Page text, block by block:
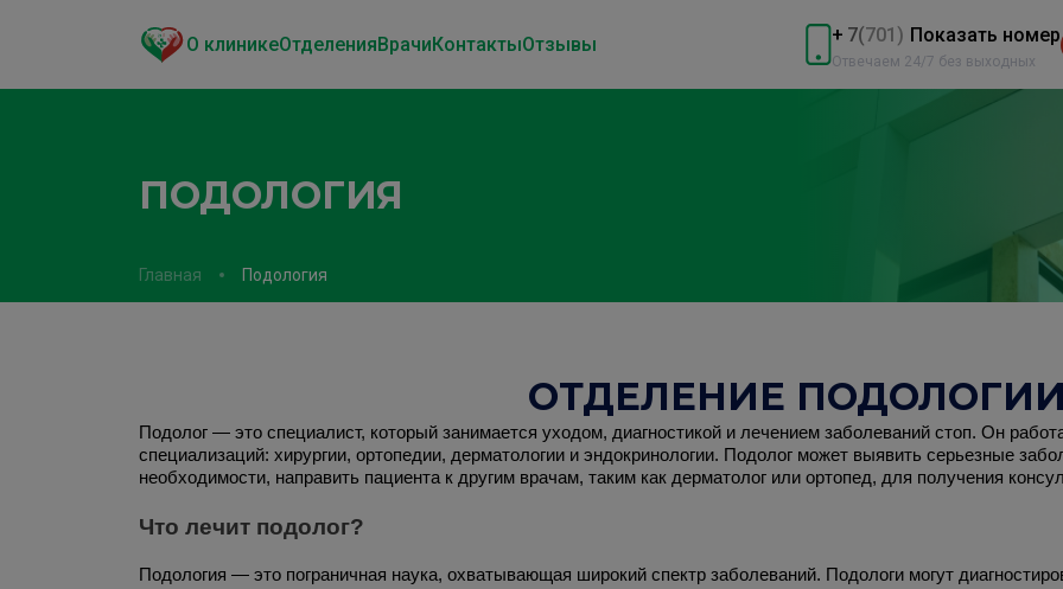
О клиникеОтделенияВрачиКонтактыОтзывы + 7(701) Показать номер
Отвечаем 24/7 без выходных
ПОДОЛОГИЯ
Главная Подология
ОТДЕЛЕНИЕ
Подолог — это специалист, который занимается уходом, диагностикой и лечением заболеваний стоп. Он
специализаций: хирургии, ортопедии, дерматологии и эндокринологии. Подолог может выявить серьезные
необходимости, направить пациента к другим врачам, таким как дерматолог или ортопед, для получения
Что лечит подолог?
Подология — это пограничная наука, охватывающая широкий спектр заболеваний. Подологи могут